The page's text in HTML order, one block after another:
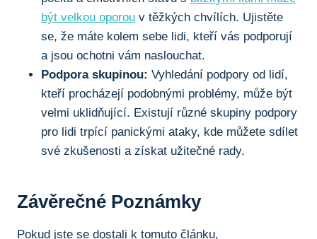
být velkou oporou v těžkých chvílích. Ujistěte
se, že máte kolem sebe lidi, kteří vás podporují
a jsou ochotni vám naslouchat.
Podpora skupinou: Vyhledání podpory od lidí,
kteří procházejí podobnými problémy, může být
velmi uklidňující. Existují různé skupiny podpory
pro lidi trpící panickými ataky, kde můžete sdílet
své zkušenosti a získat užitečné rady.
Závěrečné Poznámky
Pokud jste se dostali k tomuto článku,